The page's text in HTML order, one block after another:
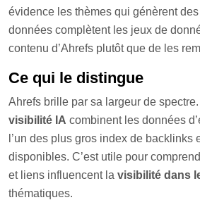
évidence les thèmes qui génèrent
données complètent les jeux de
contenu d’Ahrefs plutôt que de les
Ce qui le distingue
Ahrefs brille par sa largeur de spectre.
visibilité IA combinent les données
l’un des plus gros index de backlinks
disponibles. C’est utile pour
et liens influencent la visibilité dans
thématiques.